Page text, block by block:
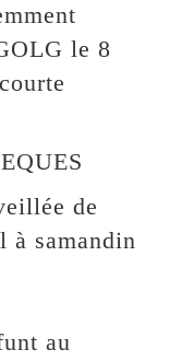
le 8
de
à samandin
au